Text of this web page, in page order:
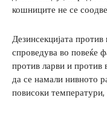
кошниците не се
Дезинсекцијата
спроведува во повеќе
против ларви и
да се намали нивното
повисоки температури,